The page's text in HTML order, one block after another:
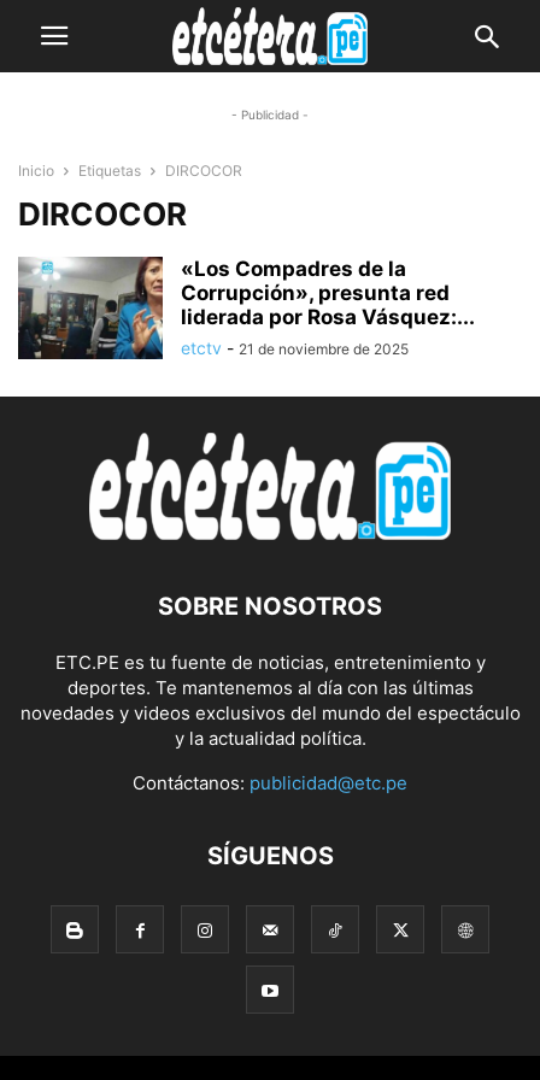
- Publicidad -
Inicio Etiquetas DIRCOCOR
DIRCOCOR
«Los Compadres de la
Corrupción», presunta red
liderada por Rosa Vásquez:...
etctv - 21 de noviembre de 2025
SOBRE NOSOTROS
ETC.PE es tu fuente de noticias, entretenimiento y
deportes. Te mantenemos al día con las últimas
novedades y videos exclusivos del mundo del espectáculo
y la actualidad política.
Contáctanos: publicidad@etc.pe
SÍGUENOS